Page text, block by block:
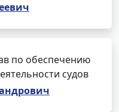
по обеспечению
судов